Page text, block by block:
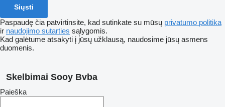
Paspaudę čia patvirtinsite, kad sutinkate su mūsų privatumo politika
ir naudojimo sutarties sąlygomis.
Kad galėtume atsakyti į jūsų užklausą, naudosime jūsų asmens
duomenis.
Skelbimai Sooy Bvba
Paieška